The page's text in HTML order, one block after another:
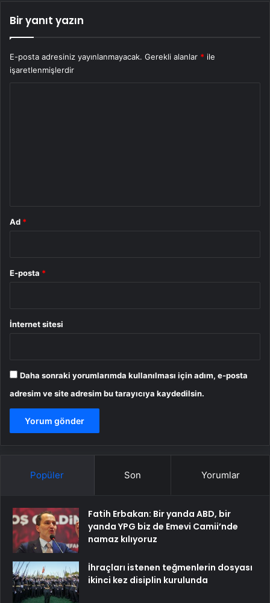
Bir yanıt yazın
E-posta adresiniz yayınlanmayacak. Gerekli alanlar * ile
işaretlenmişlerdir
Ad *
E-posta *
İnternet sitesi
Daha sonraki yorumlarımda kullanılması için adım, e-posta
adresim ve site adresim bu tarayıcıya kaydedilsin.
Popüler Son Yorumlar
Fatih Erbakan: Bir yanda ABD, bir
yanda YPG biz de Emevi Camii’nde
namaz kılıyoruz
İhraçları istenen teğmenlerin dosyası
ikinci kez disiplin kurulunda